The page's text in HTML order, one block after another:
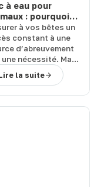
à eau pour
: pourquoi
un abreuvoir
marque Suevia
à vos bêtes un
constant à une
d’abreuvement
nécessité. Mais
équipement
?Terwagne,
la suite